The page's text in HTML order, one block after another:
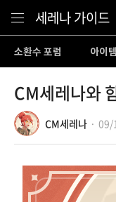
세레나 가이드
소환수 포럼 아이
CM세레나와
CM세레나 09/